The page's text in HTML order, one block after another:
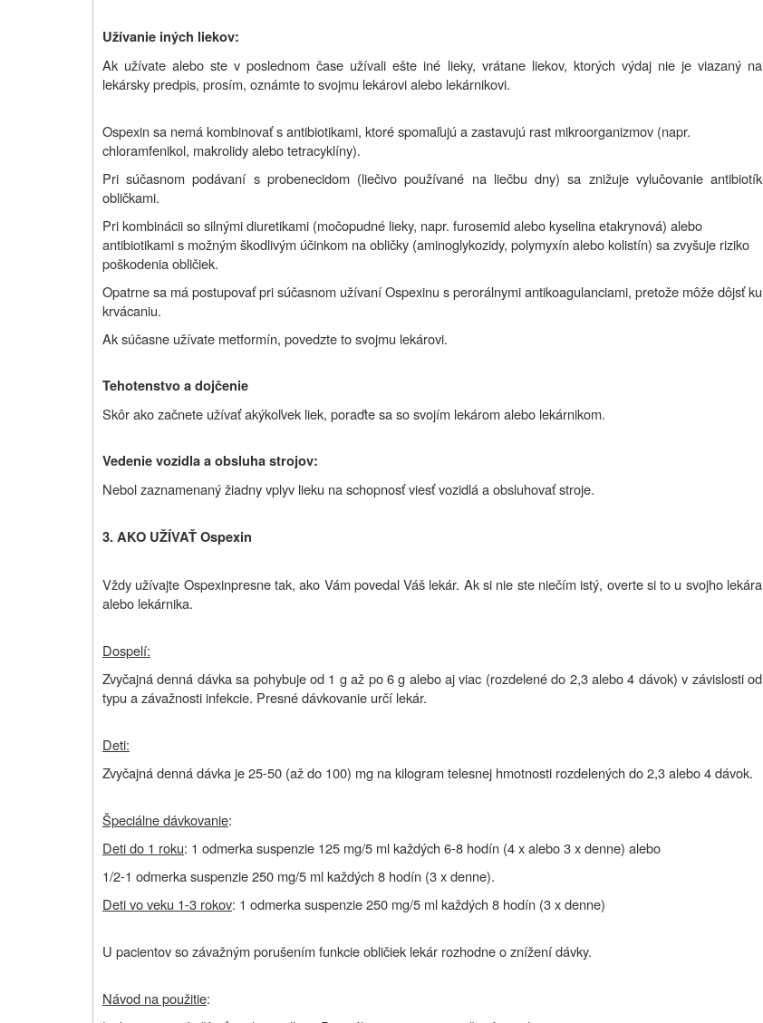
Užívanie iných liekov:
Ak užívate alebo ste v poslednom čase užívali ešte iné lieky, vrátane liekov, ktorých výdaj nie je viazaný na
lekársky predpis, prosím, oznámte to svojmu lekárovi alebo lekárnikovi.
Ospexin sa nemá kombinovať s antibiotikami, ktoré spomaľujú a zastavujú rast mikroorganizmov (napr.
chloramfenikol, makrolidy alebo tetracyklíny).
Pri súčasnom podávaní s probenecidom (liečivo používané na liečbu dny) sa znižuje vylučovanie antibiotík
obličkami.
Pri kombinácii so silnými diuretikami (močopudné lieky, napr. furosemid alebo kyselina etakrynová) alebo
antibiotikami s možným škodlivým účinkom na obličky (aminoglykozidy, polymyxín alebo kolistín) sa zvyšuje riziko
poškodenia obličiek.
Opatrne sa má postupovať pri súčasnom užívaní Ospexinu s perorálnymi antikoagulanciami, pretože môže dôjsť ku
krvácaniu.
Ak súčasne užívate metformín, povedzte to svojmu lekárovi.
Tehotenstvo a dojčenie
Skôr ako začnete užívať akýkoľvek liek, poraďte sa so svojím lekárom alebo lekárnikom.
Vedenie vozidla a obsluha strojov:
Nebol zaznamenaný žiadny vplyv lieku na schopnosť viesť vozidlá a obsluhovať stroje.
3. AKO UŽÍVAŤ Ospexin
Vždy užívajte Ospexinpresne tak, ako Vám povedal Váš lekár. Ak si nie ste niečím istý, overte si to u svojho lekára
alebo lekárnika.
Dospelí:
Zvyčajná denná dávka sa pohybuje od 1 g až po 6 g alebo aj viac (rozdelené do 2,3 alebo 4 dávok) v závislosti od
typu a závažnosti infekcie. Presné dávkovanie určí lekár.
Deti:
Zvyčajná denná dávka je25-50 (až do 100) mg na kilogram telesnej hmotnosti rozdelených do 2,3 alebo 4 dávok.
Špeciálne dávkovanie:
Deti do 1 roku: 1 odmerka suspenzie 125 mg/5 ml každých 6-8 hodín (4 x alebo 3 x denne) alebo
1/2-1 odmerka suspenzie 250 mg/5 ml každých 8 hodín (3 x denne).
Deti vo veku 1-3 rokov: 1 odmerka suspenzie 250 mg/5 ml každých 8 hodín (3 x denne)
U pacientov so závažným porušením funkcie obličiek lekár rozhodne o znížení dávky.
Návod na použitie: